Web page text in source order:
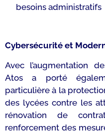
besoins administratifs
Cybersécurité et
Avec l’augmentation
Atos a porté
particulière à la
des lycées contre les
rénovation de
renforcement des